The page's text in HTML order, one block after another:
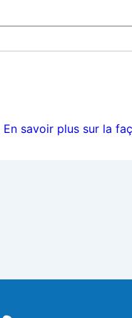
En savoir plus sur la